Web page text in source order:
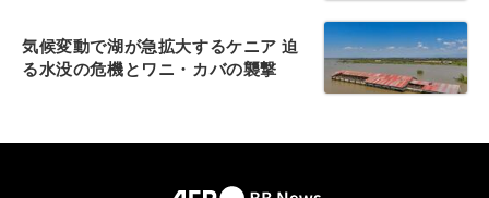
気候変動で湖が急拡大するケニア 迫
る水没の危機とワニ・カバの襲撃